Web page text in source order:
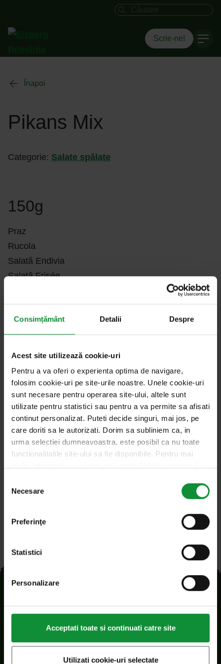
Consimțământ Detalii Despre
Acest site utilizează cookie-uri
Pentru a va oferi o experienta optima de navigare,
folosim cookie-uri pe site-urile noastre. Unele cookie-uri
sunt necesare pentru operarea site-ului, altele sunt
utilizate pentru statistici sau pentru a va permite sa afisati
continut personalizat. Puteti decide singuri, mai jos, pe
care doriti sa le autorizati. Dorim sa subliniem ca, in
urma selectiei dumneavoastra, este posibil ca nu toate
functionalitatile site-ului sa fie disponibile. Pentru mai
consimțământului
Necesare
Preferinţe
Statistici
Personalizare
Acceptati toate si continuati catre site
Utilizati cookie-uri selectate
Câmpul de căutare
Scrie-ne!
Înapoi
Pikans Mix
Categorie: Salate spălate
150g
Praz
Rucola
Salată Endivia
Salată Frisée
Alteproduse
Umple-ți masa – și viața – cu culori. Și gust.
Salate spălate
Endivia Mix